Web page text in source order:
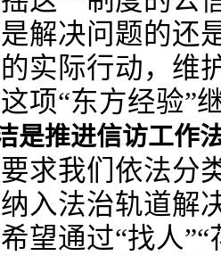
解决问题的还
实际行动，维
项“东方经验”
是推进信访工作
求我们依法分
入法治轨道解
望通过“找人